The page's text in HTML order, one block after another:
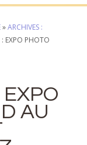
»ARCHIVES :
EXPO PHOTO
AU